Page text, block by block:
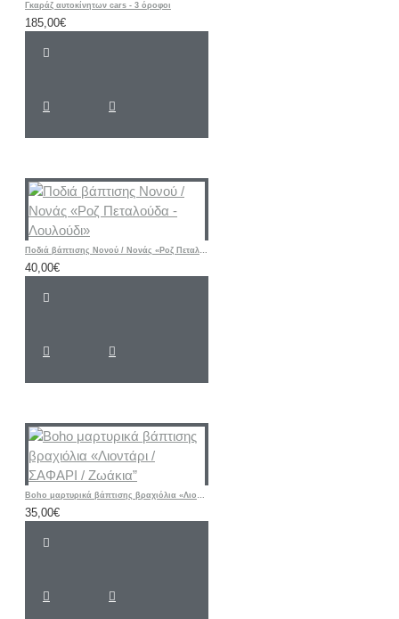
Γκαράζ αυτοκίνητων cars - 3 όροφοι
185,00€
Ποδιά βάπτισης Νονού / Νονάς «Ροζ Πεταλούδα - Λουλούδι»
40,00€
Boho μαρτυρικά βάπτισης βραχιόλια «Λιοντάρι / ΣΑΦΑΡΙ / Ζωάκια”
35,00€